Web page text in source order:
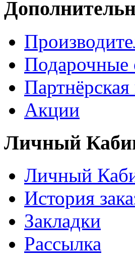
Подарочные
Акции
Личный
Личный
История
Закладки
Рассылка